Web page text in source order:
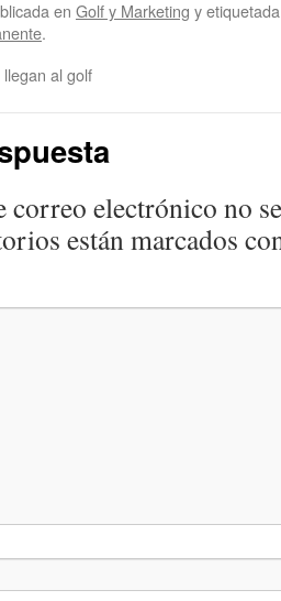
en Golf y Marketing y
.
al golf
correo electrónico no
están marcados